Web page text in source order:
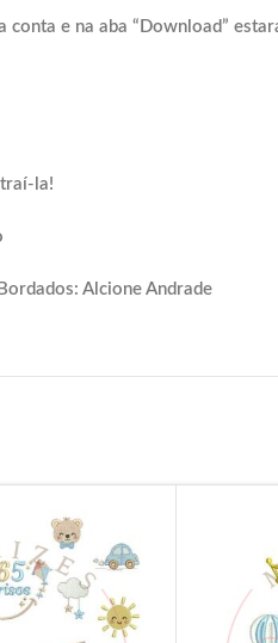
e na aba “Download”
la!
Alcione Andrade